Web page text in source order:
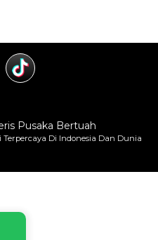
Pusaka Bertuah
Di Indonesia Dan Dunia